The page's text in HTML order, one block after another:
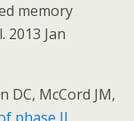
memory
2013 Jan
DC, McCord JM,